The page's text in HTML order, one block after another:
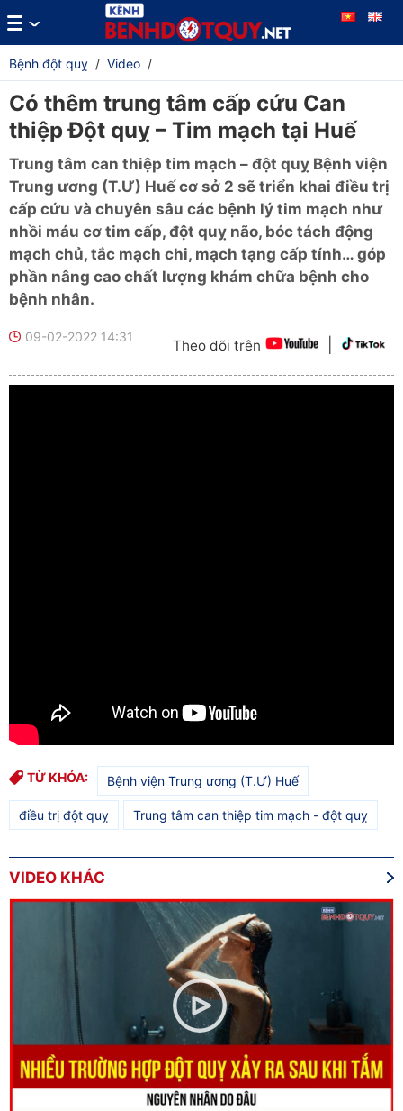
Bệnh đột quỵ / Video /
Có thêm trung tâm cấp cứu Can
thiệp Đột quỵ – Tim mạch tại Huế
Trung tâm can thiệp tim mạch – đột quỵ Bệnh viện
Trung ương (T.Ư) Huế cơ sở 2 sẽ triển khai điều trị
cấp cứu và chuyên sâu các bệnh lý tim mạch như
nhồi máu cơ tim cấp, đột quỵ não, bóc tách động
mạch chủ, tắc mạch chi, mạch tạng cấp tính… góp
phần nâng cao chất lượng khám chữa bệnh cho
bệnh nhân.
09-02-2022 14:31 Theo dõi trên
TỪ KHÓA: Bệnh viện Trung ương (T.Ư) Huế
điều trị đột quỵ Trung tâm can thiệp tim mạch - đột quỵ
VIDEO KHÁC